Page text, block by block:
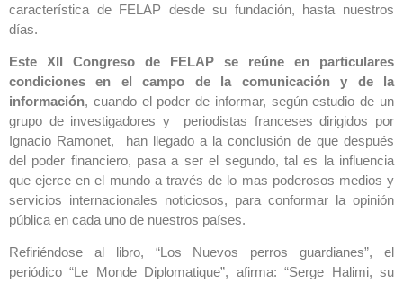
característica de FELAP desde su fundación, hasta nuestros
días.
Este XII Congreso de FELAP se reúne en particulares
condiciones en el campo de la comunicación y de la
información, cuando el poder de informar, según estudio de un
grupo de investigadores y periodistas franceses dirigidos por
Ignacio Ramonet, han llegado a la conclusión de que después
del poder financiero, pasa a ser el segundo, tal es la influencia
que ejerce en el mundo a través de lo mas poderosos medios y
servicios internacionales noticiosos, para conformar la opinión
pública en cada uno de nuestros países.
Refiriéndose al libro, “Los Nuevos perros guardianes”, el
periódico “Le Monde Diplomatique”, afirma: “Serge Halimi, su